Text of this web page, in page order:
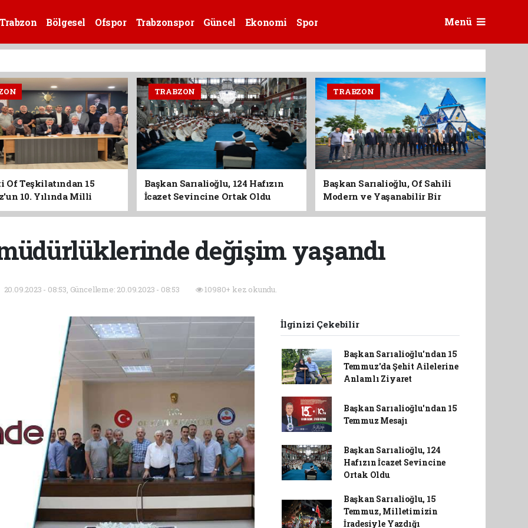
Bölgesel Ofspor Trabzonspor Güncel Ekonomi Spor Menü
Of Teşkilatından 15
10. Yılında Milli
TRABZON
Başkan Sarıalioğlu, 124 Hafızın
İcazet Sevincine Ortak Oldu
TRABZON
Başkan Sarıalioğlu, Of Sahili
Modern ve Yaşanabilir Bir
Kimliğe Kavuşuyor
değişim yaşandı
20.09.2023 - 08:53, Güncelleme: 20.09.2023 - 08:53 10980+ kez okundu.
İlginizi Çekebilir
Başkan Sarıalioğlu'ndan 15
Temmuz'da Şehit Ailelerine
Anlamlı Ziyaret
Başkan Sarıalioğlu'ndan 15
Temmuz Mesajı
Başkan Sarıalioğlu, 124
Hafızın İcazet Sevincine
Ortak Oldu
Başkan Sarıalioğlu, 15
Temmuz, Milletimizin
İradesiyle Yazdığı